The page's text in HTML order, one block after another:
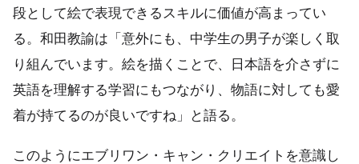
段として絵で表現できるスキルに価値が高まってい
る。和田教諭は「意外にも、中学生の男子が楽しく取
り組んでいます。絵を描くことで、日本語を介さずに
英語を理解する学習にもつながり、物語に対しても愛
着が持てるのが良いですね」と語る。
このようにエブリワン・キャン・クリエイトを意識し